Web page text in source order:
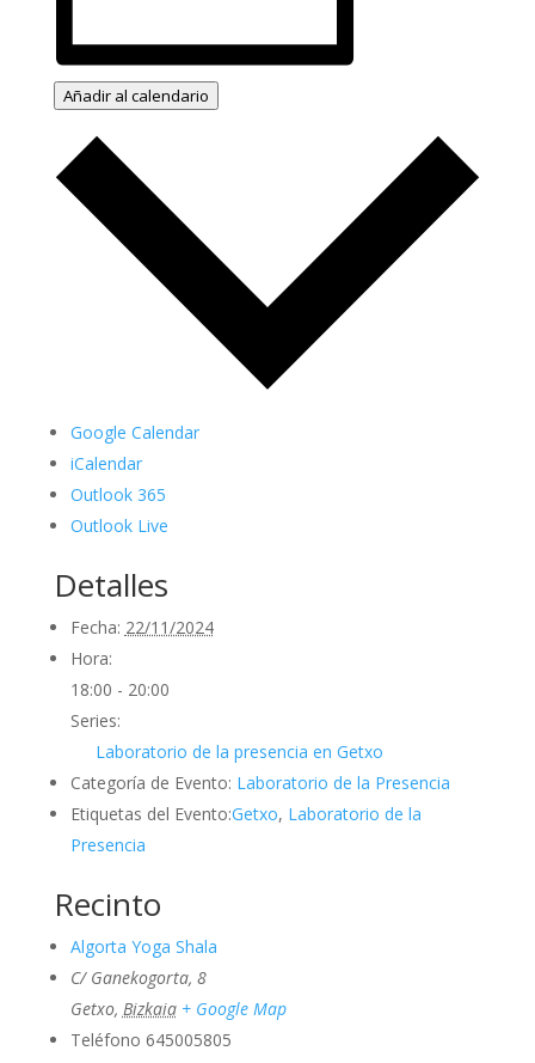
Añadir al calendario
Google Calendar
iCalendar
Outlook 365
Outlook Live
Detalles
Fecha: 22/11/2024
Hora:
18:00 - 20:00
Series:
Laboratorio de la presencia en Getxo
Categoría de Evento: Laboratorio de la Presencia
Etiquetas del Evento:Getxo, Laboratorio de la
Presencia
Recinto
Algorta Yoga Shala
C/ Ganekogorta, 8
Getxo, Bizkaia + Google Map
Teléfono 645005805